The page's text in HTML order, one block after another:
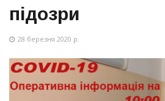
підозри
28 березня 2020 р.